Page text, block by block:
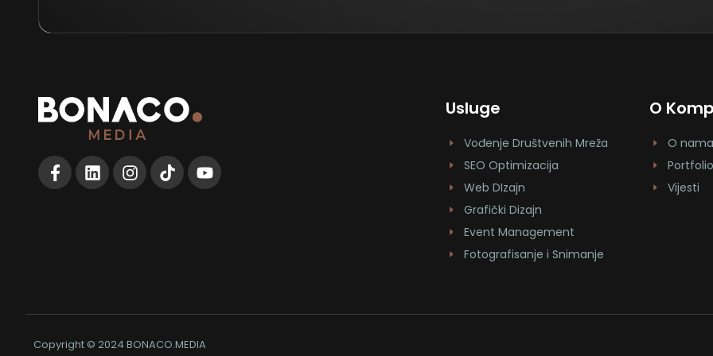
Usluge
Vođenje Društvenih Mreža
SEO Optimizacija
Web DIzajn
Grafički Dizajn
Event Management
Fotografisanje i Snimanje
O
O nama
Portfolio
Vijesti
Copyright © 2024 BONACO.MEDIA